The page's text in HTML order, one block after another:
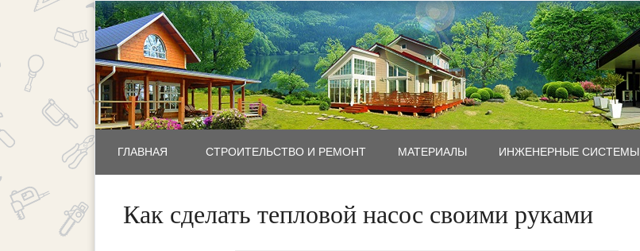
ГЛАВНАЯ СТРОИТЕЛЬСТВО И РЕМОНТ MАТЕРИАЛЫ ИНЖЕНЕРНЫЕ СИСТЕМЫ
Как сделать тепловой насос своими руками